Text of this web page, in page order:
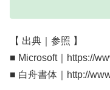
【 出典｜参照 】
■ Microsoft｜https://
■ 白舟書体｜http://